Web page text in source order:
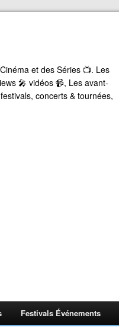
et des Séries 📺. Les
🎤 vidéos 📹, Les avant-
concerts & tournées,
Festivals Événements